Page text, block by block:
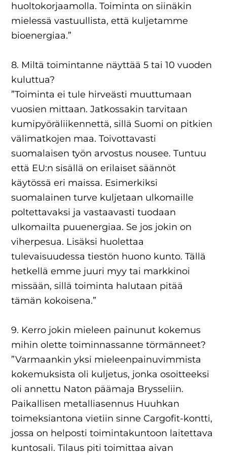
huoltokorjaamolla. Toiminta on siinäkin
mielessä vastuullista, että kuljetamme
bioenergiaa.”
8. Miltä toimintanne näyttää 5 tai 10 vuoden
kuluttua?
”Toiminta ei tule hirveästi muuttumaan
vuosien mittaan. Jatkossakin tarvitaan
kumipyöräliikennettä, sillä Suomi on pitkien
välimatkojen maa. Toivottavasti
suomalaisen työn arvostus nousee. Tuntuu
että EU:n sisällä on erilaiset säännöt
käytössä eri maissa. Esimerkiksi
suomalainen turve kuljetaan ulkomaille
poltettavaksi ja vastaavasti tuodaan
ulkomailta puuenergiaa. Se jos jokin on
viherpesua. Lisäksi huolettaa
tulevaisuudessa tiestön huono kunto. Tällä
hetkellä emme juuri myy tai markkinoi
missään, sillä toiminta halutaan pitää
tämän kokoisena.”
9. Kerro jokin mieleen painunut kokemus
mihin olette toiminnassanne törmänneet?
”Varmaankin yksi mieleenpainuvimmista
kokemuksista oli kuljetus, jonka osoitteeksi
oli annettu Naton päämaja Brysseliin.
Paikallisen metalliasennus Huuhkan
toimeksiantona vietiin sinne Cargofit-kontti,
jossa on helposti toimintakuntoon laitettava
kuntosali. Tilaus piti toimittaa aivan